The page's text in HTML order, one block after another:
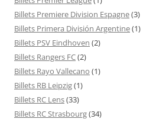
Billets Premiere Division Espagne(3)
Billets Primera División Argentine(1)
Billets PSV Eindhoven (2)
Billets Rangers FC(2)
Billets Rayo Vallecano (1)
Billets RB Leipzig(1)
Billets RC Lens(33)
Billets RC Strasbourg(34)